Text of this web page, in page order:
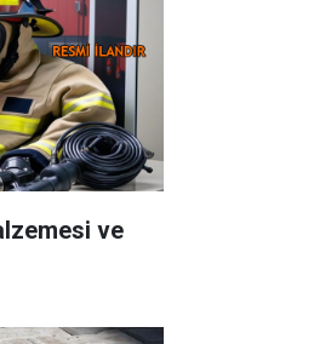
ve